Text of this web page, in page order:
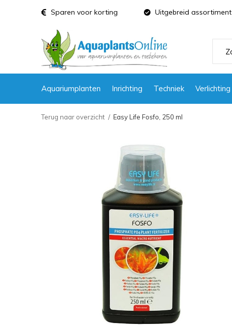
Aquariumplanten Inrichting Techniek Verlichting
Sparen voor korting Uitgebreid assortiment
Terug naar overzicht Easy Life Fosfo, 250 ml